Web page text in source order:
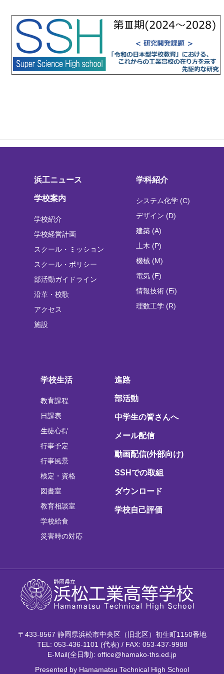
浜工ニュース
学校案内
学校紹介
学校経営計画
スクール・ミッション
スクール・ポリシー
部活動ガイドライン
沿革・校歌
アクセス
施設
学科紹介
システム化学 (C)
デザイン (D)
建築 (A)
土木 (P)
機械 (M)
電気 (E)
情報技術 (Ei)
理数工学 (R)
学校生活
教育課程
日課表
生徒心得
行事予定
行事風景
検定・資格
図書室
教育相談室
学校給食
災害時の対応
進路
部活動
中学生の皆さんへ
メール配信
動画配信(外部向け)
SSHでの取組
ダウンロード
学校自己評価
〒433-8567 静岡県浜松市中央区（旧北区）初生町1150番地
TEL: 053-436-1101 (代表) / FAX: 053-437-9988
E-Mail(全日制): office@hamako-ths.ed.jp
Presented by Hamamatsu Technical High School